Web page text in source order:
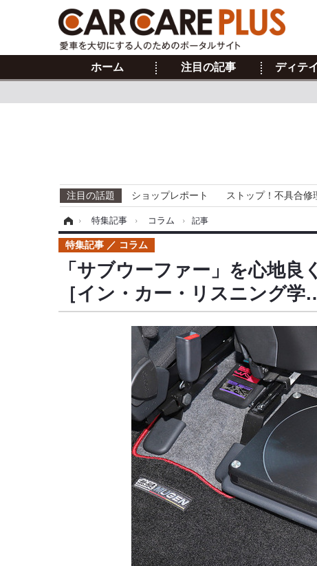
ホーム 注目の記事 ディテ
注目の話題 ショップレポート ストップ！不具合修
› 特集記事 › コラム › 記事
「サブウーファー」を心地良
［イン・カー・リスニング学
特集記事 コラム